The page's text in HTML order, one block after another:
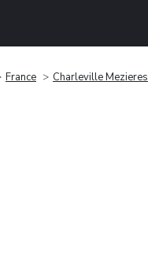
France Charleville Mezieres